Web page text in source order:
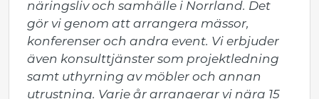
näringsliv och samhälle i Norrland. Det
gör vi genom att arrangera mässor,
konferenser och andra event. Vi erbjuder
även konsulttjänster som projektledning
samt uthyrning av möbler och annan
utrustning. Varje år arrangerar vi nära 15